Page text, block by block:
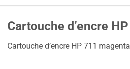
Cartouche d’encre
Cartouche d’encre HP 711